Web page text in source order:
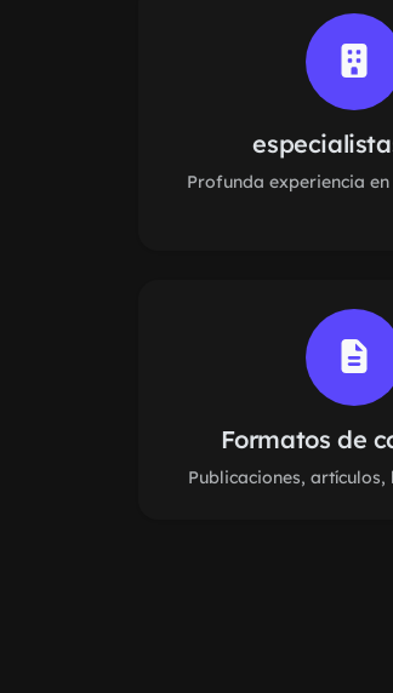
Profunda experiencia
Formatos de
Publicaciones,